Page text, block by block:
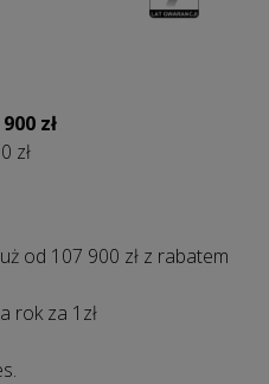
zł
zł
od 107 900 zł z rabatem
rok za 1zł